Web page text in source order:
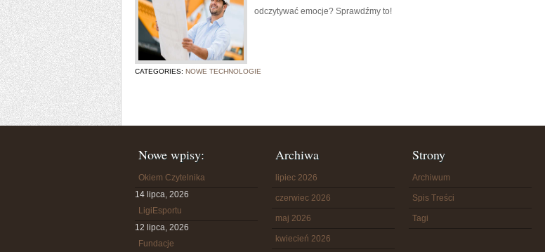
odczytywać emocje? Sprawdźmy to!
CATEGORIES: NOWE TECHNOLOGIE
Nowe wpisy:
Okiem Czytelnika
14 lipca, 2026
LigiEsportu
12 lipca, 2026
Fundacje
Archiwa
lipiec 2026
czerwiec 2026
maj 2026
kwiecień 2026
Strony
Archiwum
Spis Treści
Tagi